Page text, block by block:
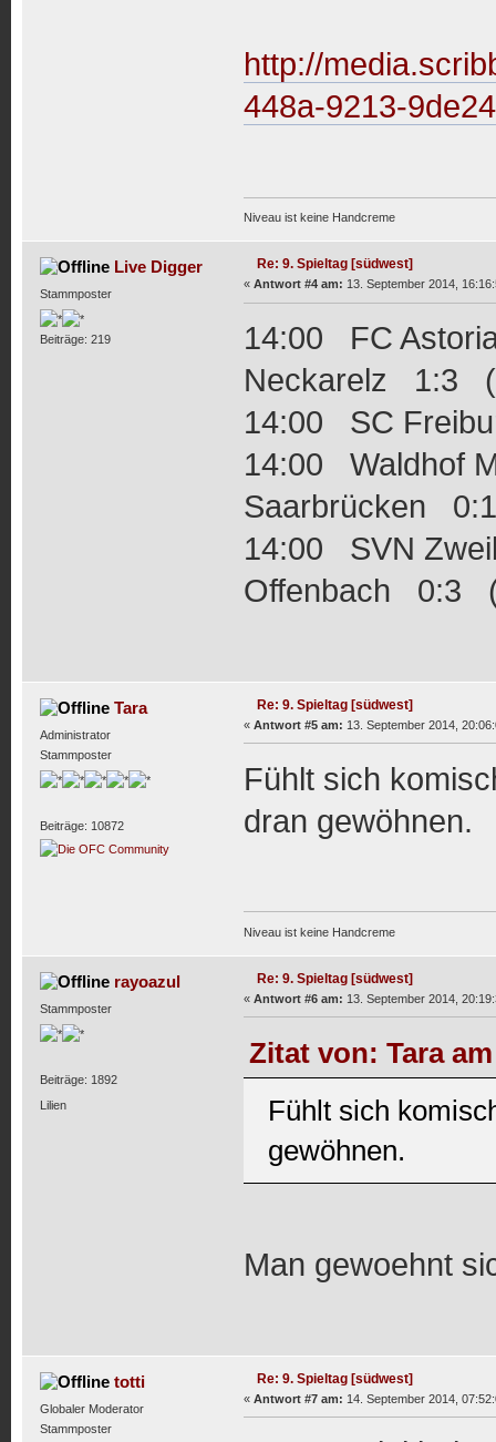
http://
448a-9213-
Niveau ist keine Handcreme
Live Digger
Stammposter
Beiträge: 219
Re: 9. Spieltag [südwest]
« Antwort #4 am: 13. September 2014,
14:00 FC
Neckarelz 1:3
14:00 SC
14:00 Waldhof
Saarbrücken
14:00 SVN
Offenbach 0:3
Tara
Administrator
Stammposter
Beiträge: 10872
Re: 9. Spieltag [südwest]
« Antwort #5 am: 13. September 2014,
Fühlt sich
dran gewöhnen.
Niveau ist keine Handcreme
rayoazul
Stammposter
Beiträge: 1892
Lilien
Re: 9. Spieltag [südwest]
« Antwort #6 am: 13. September 2014,
Zitat von: Tara
Fühlt sich
gewöhnen.
Man gewoehnt
totti
Globaler Moderator
Stammposter
Re: 9. Spieltag [südwest]
« Antwort #7 am: 14. September 2014,